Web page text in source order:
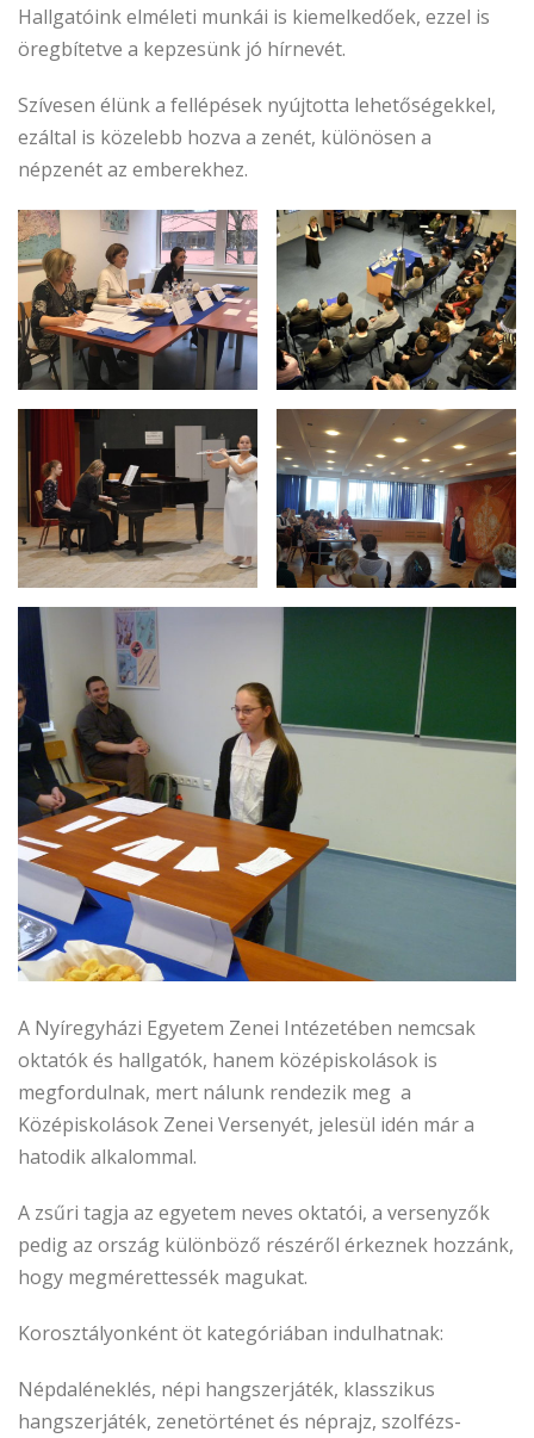
Hallgatóink elméleti munkái is kiemelkedőek, ezzel is
öregbítetve a kepzesünk jó hírnevét.
Szívesen élünk a fellépések nyújtotta lehetőségekkel,
ezáltal is közelebb hozva a zenét, különösen a
népzenét az emberekhez.
A Nyíregyházi Egyetem Zenei Intézetében nemcsak
oktatók és hallgatók, hanem középiskolások is
megfordulnak, mert nálunk rendezik meg a
Középiskolások Zenei Versenyét, jelesül idén már a
hatodik alkalommal.
A zsűri tagja az egyetem neves oktatói, a versenyzők
pedig az ország különböző részéről érkeznek hozzánk,
hogy megmérettessék magukat.
Korosztályonként öt kategóriában indulhatnak:
Népdaléneklés, népi hangszerjáték, klasszikus
hangszerjáték, zenetörténet és néprajz, szolfézs-